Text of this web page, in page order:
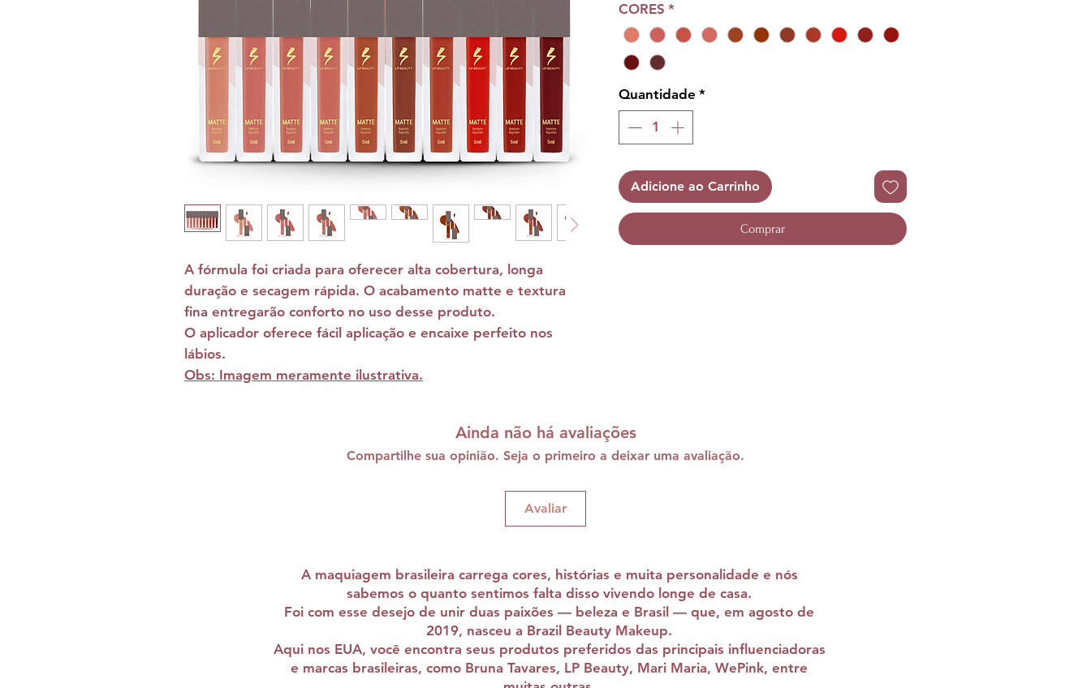
A fórmula foi criada para oferecer alta cobertura, longa
duração e secagem rápida. O acabamento matte e textura
fina entregarão conforto no uso desse produto.
O aplicador oferece fácil aplicação e encaixe perfeito nos
lábios.
Obs: Imagem meramente ilustrativa.
CORES *
Quantidade *
Adicione ao Carrinho
Comprar
Ainda não há avaliações
Compartilhe sua opinião. Seja o primeiro a deixar uma avaliação.
Avaliar
A maquiagem brasileira carrega cores, histórias e muita personalidade e nós
sabemos o quanto sentimos falta disso vivendo longe de casa.
Foi com esse desejo de unir duas paixões — beleza e Brasil — que, em agosto de
2019, nasceu a Brazil Beauty Makeup.
Aqui nos EUA, você encontra seus produtos preferidos das principais influenciadoras
e marcas brasileiras, como Bruna Tavares, LP Beauty, Mari Maria, WePink, entre